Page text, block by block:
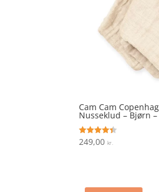
Cam Cam
Nusseklud – Bjørn –
Vurderet
4.4
249,00kr.